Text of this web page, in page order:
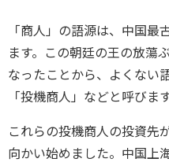
「商人」の語源は、中国
ます。この朝廷の王の放蕩
なったことから、よくない
「投機商人」などと呼びます
これらの投機商人の投資先
向かい始めました。中国上